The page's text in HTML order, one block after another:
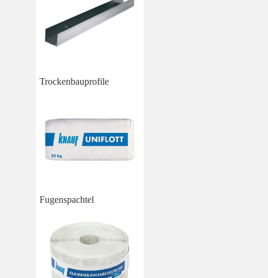
Trockenbauprofile
Fugenspachtel